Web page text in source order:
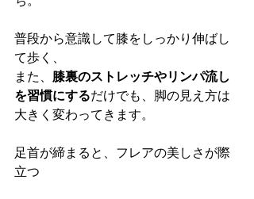
普段から意識して膝をしっかり伸ばし
て歩く、
また、 膝裏のストレッチやリンパ流し
を習慣にするだけでも、脚の見え方は
大きく変わってきます。
足首が締まると、フレアの美しさが際
立つ